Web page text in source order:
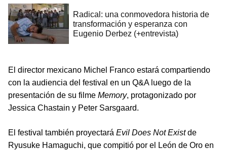
El director mexicano Michel Franco estará compartiendo
con la audiencia del festival en un Q&A luego de la
presentación de su filme Memory, protagonizado por
Jessica Chastain y Peter Sarsgaard.
El festival también proyectará Evil Does Not Existde
Ryusuke Hamaguchi, que compitió por el León de Oro en